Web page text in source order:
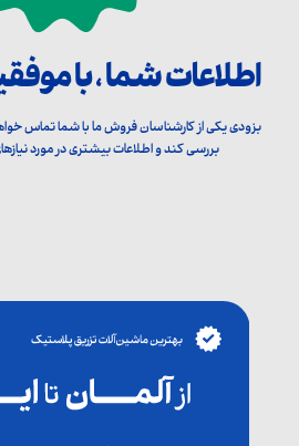
اطلاعات شما ، با
بزودی یکی از کارشناسان فروش ما با شما تماس
بررسی کند و اطلاعات بیشتری در مورد